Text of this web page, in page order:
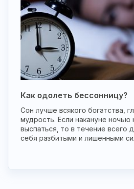
Как одолеть бессонницу?
Сон лучше всякого богатства,
мудрость. Если накануне ночью
выспаться, то в течение всего
себя разбитыми и лишенными